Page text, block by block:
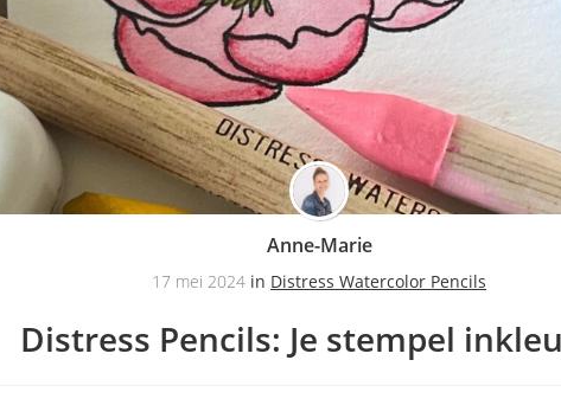
Anne-Marie
17 mei 2024 in Distress Watercolor Pencils
Distress Pencils: Je stempel